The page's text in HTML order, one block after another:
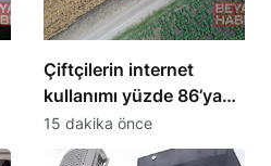
Çiftçilerin internet
kullanımı yüzde 86’ya
ulaştı, 10 yılda iki katına
çıktı
15 dakika önce